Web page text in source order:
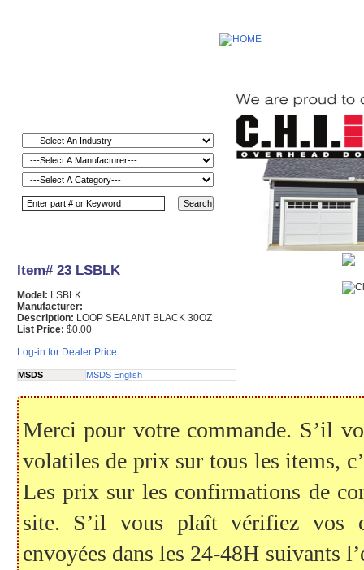
Item# 23 LSBLK
Model: LSBLK
Manufacturer:
Description: LOOP SEALANT BLACK 30OZ
List Price: $0.00
Log-in for Dealer Price
MSDS MSDS English
Merci pour votre commande. S’il
volatiles de prix sur tous les items,
Les prix sur les confirmations de
site. S’il vous plaît vérifiez vos
envoyées dans les 24-48H suivants